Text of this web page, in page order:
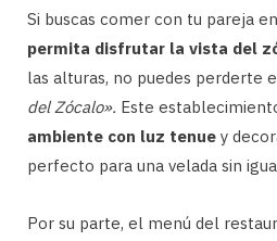
Si buscas comer con tu pareja
permita disfrutar la vista del
las alturas, no puedes perderte
del Zócalo». Este
ambiente con luz tenue y
perfecto para una velada sin
Por su parte, el menú del